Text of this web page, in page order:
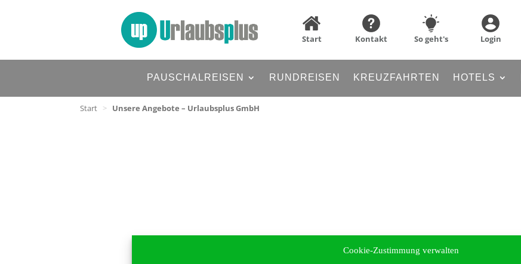
Cookie-Zustimmung verwalten
Start Kontakt So geht's Login
PAUSCHALREISEN RUNDREISEN KREUZFAHRTEN HOTELS
Start > Unsere Angebote – Urlaubsplus GmbH